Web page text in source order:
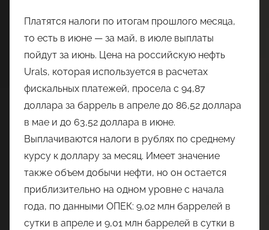
Платятся налоги по итогам прошлого месяца,
то есть в июне — за май, в июле выплаты
пойдут за июнь. Цена на российскую нефть
Urals, которая используется в расчетах
фискальных платежей, просела с 94,87
доллара за баррель в апреле до 86,52 доллара
в мае и до 63,52 доллара в июне.
Выплачиваются налоги в рублях по среднему
курсу к доллару за месяц. Имеет значение
также объем добычи нефти, но он остается
приблизительно на одном уровне с начала
года, по данными ОПЕК: 9,02 млн баррелей в
сутки в апреле и 9,01 млн баррелей в сутки в